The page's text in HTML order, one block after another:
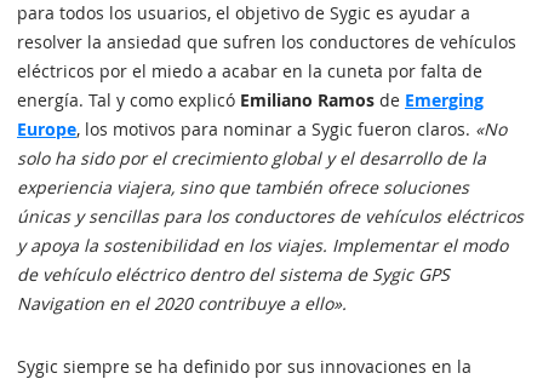
para todos los usuarios, el objetivo de Sygic es ayudar a
resolver la ansiedad que sufren los conductores de vehículos
eléctricos por el miedo a acabar en la cuneta por falta de
energía. Tal y como explicó Emiliano Ramos de Emerging
Europe, los motivos para nominar a Sygic fueron claros. «No
solo ha sido por el crecimiento global y el desarrollo de la
experiencia viajera, sino que también ofrece soluciones
únicas y sencillas para los conductores de vehículos eléctricos
y apoya la sostenibilidad en los viajes. Implementar el modo
de vehículo eléctrico dentro del sistema de Sygic GPS
Navigation en el 2020 contribuye a ello».
Sygic siempre se ha definido por sus innovaciones en la